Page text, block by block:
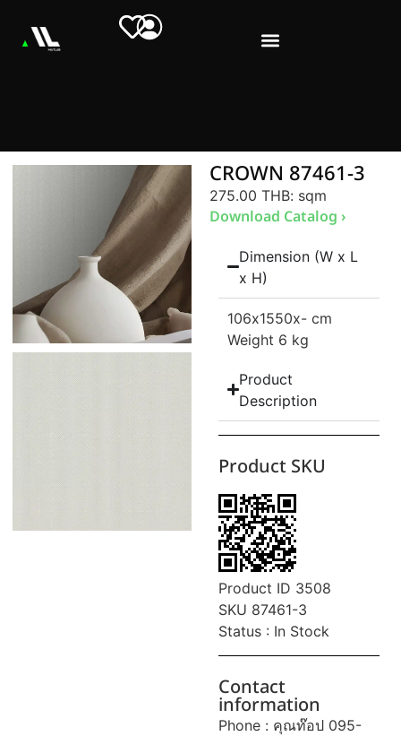
CROWN 87461-3
275.00 THB: sqm
Download Catalog ›
Dimension (W x L
x H)
106x1550x- cm
Weight 6 kg
Product
Description
Product SKU
Product ID 3508
SKU 87461-3
Status : In Stock
Contact
information
Phone : คุณท๊อป 095-